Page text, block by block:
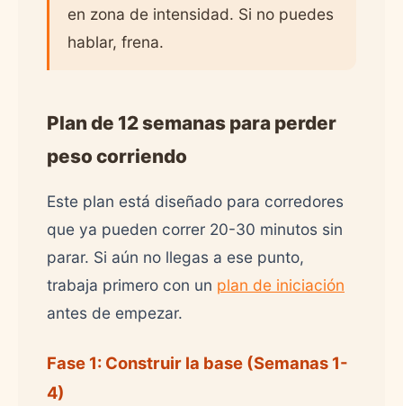
en zona de intensidad. Si no puedes
hablar, frena.
Plan de 12 semanas para perder
peso corriendo
Este plan está diseñado para corredores
que ya pueden correr 20-30 minutos sin
parar. Si aún no llegas a ese punto,
trabaja primero con un plan de iniciación
antes de empezar.
Fase 1: Construir la base (Semanas 1-
4)